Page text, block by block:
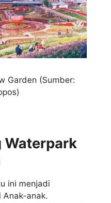
Garden (Sumber:
Waterpark
ini menjadi
Anak-anak.